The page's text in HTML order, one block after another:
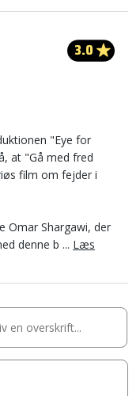
3.0
"Eye for
at "Gå med fred
film om fejder i
Omar Shargawi, der
denne b ... Læs